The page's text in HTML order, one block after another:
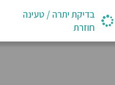
בדיקת יתרה / טעינה
חוזרת